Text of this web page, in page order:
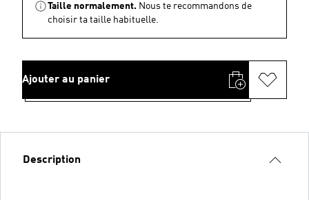
Taille normalement. Nous te recommandons de
choisir ta taille habituelle.
Ajouter au panier
Description